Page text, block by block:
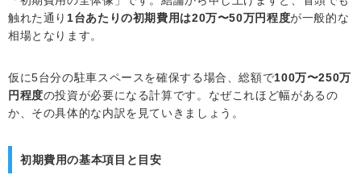
触れた通り 1台あたりの初期費用は20万〜50万円程度が一般的な
相場となります。
仮に5台分の駐車スペースを確保する場合、総額で100万〜250万
円程度の投資が必要になる計算です。なぜこれほど幅があるの
か、その具体的な内訳を見ていきましょう。
初期費用の基本項目と目安